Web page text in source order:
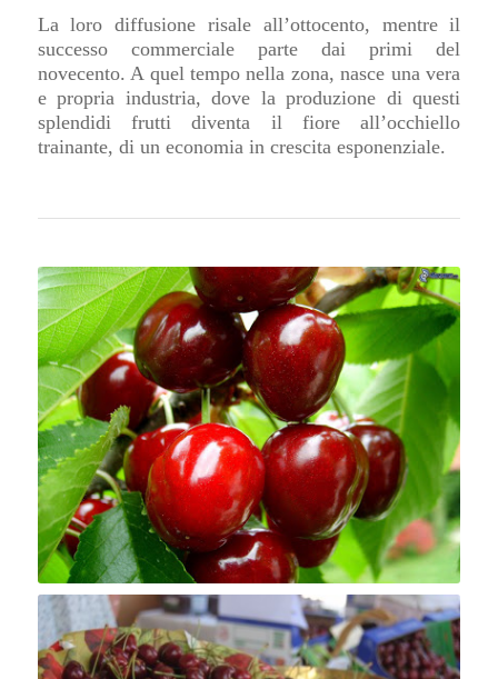
La loro diffusione risale all’ottocento, mentre il
successo commerciale parte dai primi del
novecento. A quel tempo nella zona, nasce una vera
e propria industria, dove la produzione di questi
splendidi frutti diventa il fiore all’occhiello
trainante, di un economia in crescita esponenziale.